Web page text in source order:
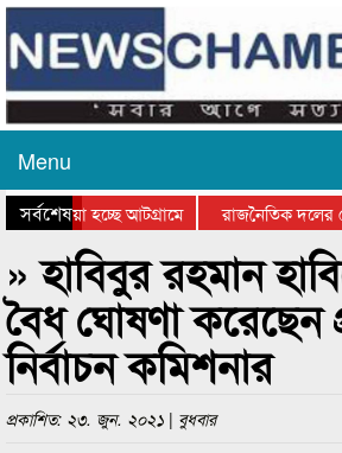
Menu
সর্বশেষ
যাওয়া হচ্ছে আটগ্রামে
রাজনৈতিক দলের
পুরস্কার বিতরণ সম্পন্ন
সিলেটে
» হাবিবুর রহমান
বৈধ ঘোষণা করেছেন
নির্বাচন কমিশনার
প্রকাশিত: ২৩. জুন. ২০২১ | বুধবার